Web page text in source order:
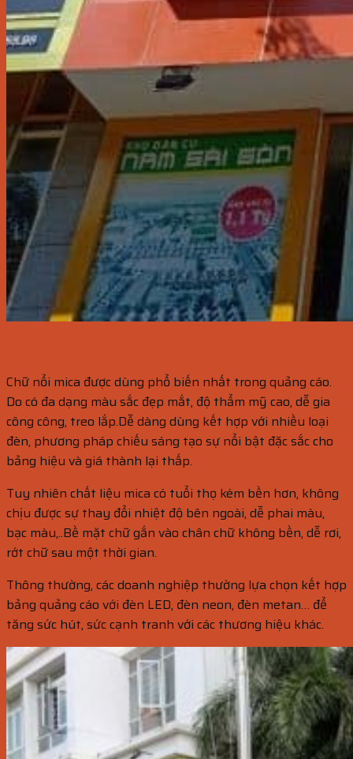
Chữ nổi mica được dùng phổ biến nhất trong quảng cáo.
Do có đa dạng màu sắc đẹp mắt, độ thẩm mỹ cao, dễ gia
công công, treo lắp.Dễ dàng dùng kết hợp với nhiều loại
đèn, phương pháp chiếu sáng tạo sự nổi bật đặc sắc cho
bảng hiệu và giá thành lại thấp.
Tuy nhiên chất liệu mica có tuổi thọ kém bền hơn, không
chịu được sự thay đổi nhiệt độ bên ngoài, dễ phai màu,
bạc màu,..Bề mặt chữ gắn vào chân chữ không bền, dễ rơi,
rớt chữ sau một thời gian.
Thông thường, các doanh nghiệp thường lựa chọn kết hợp
bảng quảng cáo với đèn LED, đèn neon, đèn metan… để
tăng sức hút, sức cạnh tranh với các thương hiệu khác.